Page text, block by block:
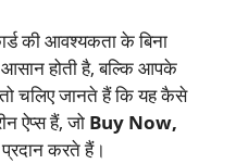
की आवश्यकता के बिना
होती है, बल्कि आपके
चलिए जानते हैं कि यह कैसे
ऐप्स हैं, जो Buy Now,
करते हैं।